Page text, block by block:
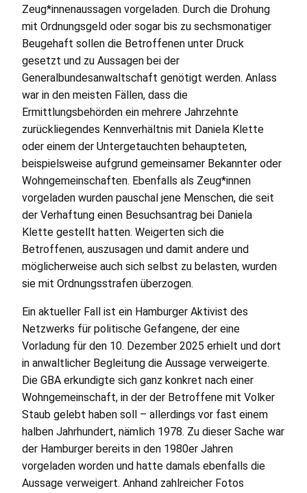
Zeug*innenaussagen vorgeladen. Durch die Drohung
mit Ordnungsgeld oder sogar bis zu sechsmonatiger
Beugehaft sollen die Betroffenen unter Druck
gesetzt und zu Aussagen bei der
Generalbundesanwaltschaft genötigt werden. Anlass
war in den meisten Fällen, dass die
Ermittlungsbehörden ein mehrere Jahrzehnte
zurückliegendes Kennverhältnis mit Daniela Klette
oder einem der Untergetauchten behaupteten,
beispielsweise aufgrund gemeinsamer Bekannter oder
Wohngemeinschaften. Ebenfalls als Zeug*innen
vorgeladen wurden pauschal jene Menschen, die seit
der Verhaftung einen Besuchsantrag bei Daniela
Klette gestellt hatten. Weigerten sich die
Betroffenen, auszusagen und damit andere und
möglicherweise auch sich selbst zu belasten, wurden
sie mit Ordnungsstrafen überzogen.
Ein aktueller Fall ist ein Hamburger Aktivist des
Netzwerks für politische Gefangene, der eine
Vorladung für den 10. Dezember 2025 erhielt und dort
in anwaltlicher Begleitung die Aussage verweigerte.
Die GBAerkundigte sich ganz konkret nach einer
Wohngemeinschaft, in der der Betroffene mit Volker
Staub gelebt haben soll – allerdings vor fast einem
halben Jahrhundert, nämlich 1978. Zu dieser Sache war
der Hamburger bereits in den 1980er Jahren
vorgeladen worden und hatte damals ebenfalls die
Aussage verweigert. Anhand zahlreicher Fotos